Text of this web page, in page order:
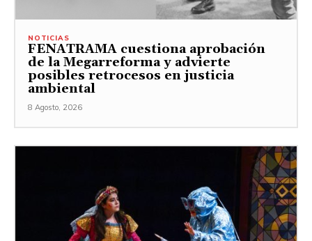
NOTICIAS
FENATRAMA cuestiona aprobación
de la Megarreforma y advierte
posibles retrocesos en justicia
ambiental
8 Agosto, 2026